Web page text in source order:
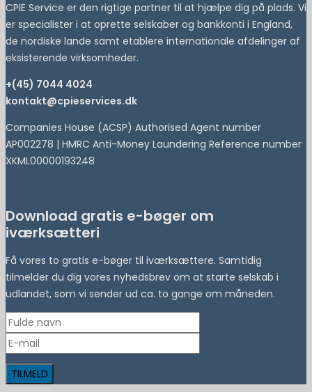
CPIE Service er den rigtige partner til at hjælpe dig på plads. Vi
er specialister i at oprette selskaber og bankkonti i England,
de nordiske lande samt etablere internationale afdelinger af
eksisterende virksomheder.
+(45) 7044 4024
kontakt@cpieservices.dk
Companies House (ACSP) Authorised Agent number
AP002278 | HMRC Anti-Money Laundering Reference number
XKML00000193248
Download gratis e-bøger om
iværksætteri
Få vores to gratis e-bøger til iværksættere. Samtidig
tilmelder du dig vores nyhedsbrev om at starte selskab i
udlandet, som vi sender ud ca. to gange om måneden.